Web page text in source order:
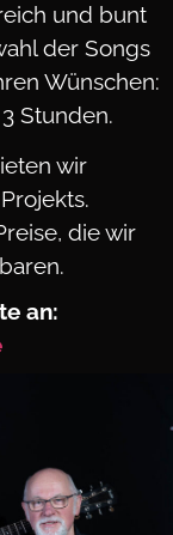
und bunt
der Songs
Wünschen:
Stunden.
wir
die wir
an: